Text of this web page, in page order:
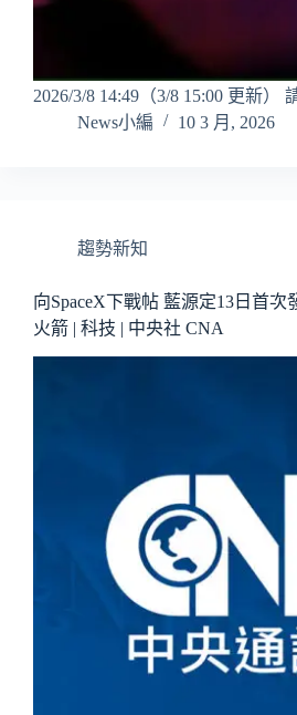
2026/3/8 14:49（3/8 15:00 更新）
News小編
10 3 月, 2026
趨勢新知
向SpaceX下戰帖 藍源定13日首次
火箭 | 科技 | 中央社 CNA